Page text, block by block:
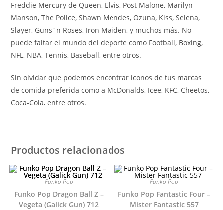
Freddie Mercury de Queen, Elvis, Post Malone, Marilyn
Manson, The Police, Shawn Mendes, Ozuna, Kiss, Selena,
Slayer, Guns´n Roses, Iron Maiden, y muchos más. No
puede faltar el mundo del deporte como Football, Boxing,
NFL, NBA, Tennis, Baseball, entre otros.
Sin olvidar que podemos encontrar iconos de tus marcas
de comida preferida como a McDonalds, Icee, KFC, Cheetos,
Coca-Cola, entre otros.
Productos relacionados
Funko Pop
Funko Pop Dragon Ball Z –
Vegeta (Galick Gun) 712
Funko Pop
Funko Pop Fantastic Four –
Mister Fantastic 557